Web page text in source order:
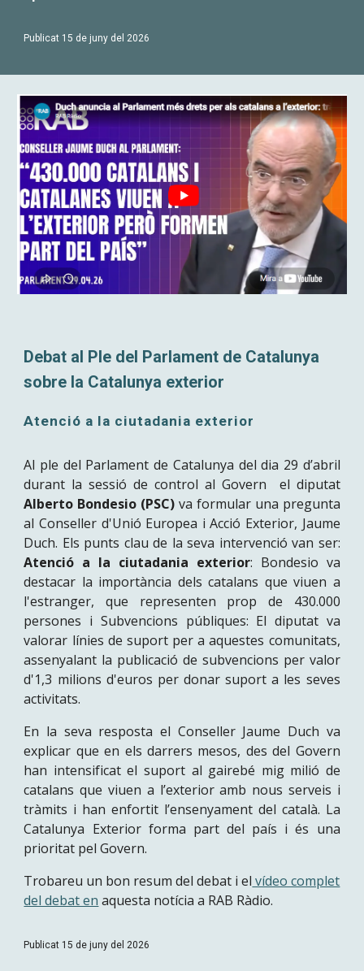
Publicat 15 de juny del 2026
Debat al Ple del Parlament de Catalunya
sobre la Catalunya exterior
Atenció a la ciutadania exterior
Al ple del Parlament de Catalunya del dia 29 d’abril
durant la sessió de control al Govern el diputat
Alberto Bondesio (PSC) va formular una pregunta
al Conseller d'Unió Europea i Acció Exterior, Jaume
Duch. Els punts clau de la seva intervenció van ser:
Atenció a la ciutadania exterior: Bondesio va
destacar la importància dels catalans que viuen a
l'estranger, que representen prop de 430.000
persones i Subvencions públiques: El diputat va
valorar línies de suport per a aquestes comunitats,
assenyalant la publicació de subvencions per valor
d'1,3 milions d'euros per donar suport a les seves
activitats.
En la seva resposta el Conseller Jaume Duch va
explicar que en els darrers mesos, des del Govern
han intensificat el suport al gairebé mig milió de
catalans que viuen a l’exterior amb nous serveis i
tràmits i han enfortit l’ensenyament del català. La
Catalunya Exterior forma part del país i és una
prioritat pel Govern.
Trobareu un bon resum del debat i el vídeo complet
del debat en aquesta notícia a RAB Ràdio.
Publicat 15 de juny del 2026